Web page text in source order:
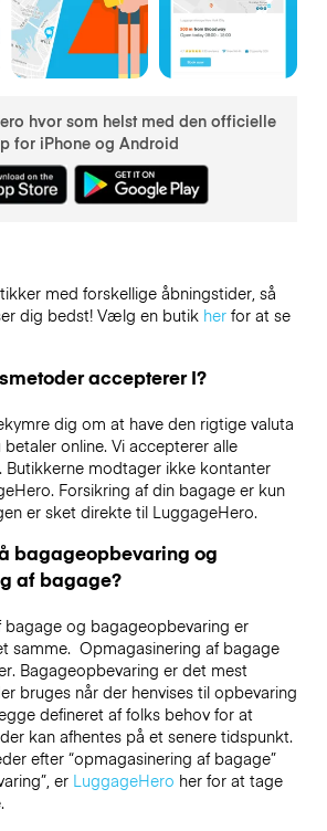
hvor som helst med den officielle
for iPhone og Android
med forskellige åbningstider, så
dig bedst! Vælg en butik herfor at se
accepterer I?
dig om at have den rigtige valuta
online. Vi accepterer alle
modtager ikke kontanter
Forsikring af din bagage er kun
er sket direkte til LuggageHero.
bagageopbevaring og
af bagage?
bagage og bagageopbevaring er
samme. Opmagasinering af bagage
Bagageopbevaring er det mest
bruges når der henvises til opbevaring
defineret af folks behov for at
kan afhentes på et senere tidspunkt.
efter “opmagasinering af bagage”
erLuggageHero her for at tage